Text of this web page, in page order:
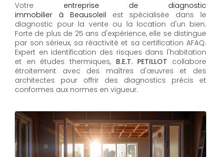
Votre entreprise de diagnostic
immobilier à Beausoleil est spécialisée dans le
diagnostic pour la vente ou la location d'un bien.
Forte de plus de 25 ans d'expérience, elle se distingue
par son sérieux, sa réactivité et sa certification AFAQ.
Expert en identification des risques dans l'habitation
et en études thermiques, B.E.T. PETILLOT collabore
étroitement avec des maîtres d'œuvres et des
architectes pour offrir des diagnostics précis et
conformes aux normes en vigueur.